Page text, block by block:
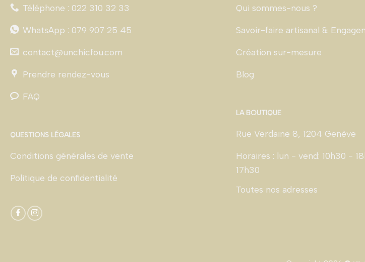
Téléphone : 022 310 32 33
WhatsApp : 079 907 25 45
contact@unchicfou.com
Prendre rendez-vous
FAQ
QUESTIONS LÉGALES
Conditions générales de vente
Politique de confidentialité
Qui sommes-nous ?
Savoir-faire artisanal &
Création sur-mesure
Blog
LA BOUTIQUE
Rue Verdaine 8, 1204 Genève
Horaires : lun - vend: 10h30 -
17h30
Toutes nos adresses